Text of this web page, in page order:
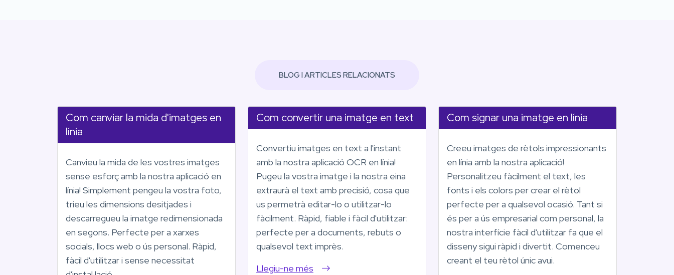
BLOG I ARTICLES RELACIONATS
Com canviar la mida d'imatges en
línia
Canvieu la mida de les vostres imatges
sense esforç amb la nostra aplicació en
línia! Simplement pengeu la vostra foto,
trieu les dimensions desitjades i
descarregueu la imatge redimensionada
en segons. Perfecte per a xarxes
socials, llocs web o ús personal. Ràpid,
fàcil d'utilitzar i sense necessitat
Com convertir una imatge en text
Convertiu imatges en text a l'instant
amb la nostra aplicació OCR en línia!
Pugeu la vostra imatge i la nostra eina
extraurà el text amb precisió, cosa que
us permetrà editar-lo o utilitzar-lo
fàcilment. Ràpid, fiable i fàcil d'utilitzar:
perfecte per a documents, rebuts o
qualsevol text imprès.
Llegiu-ne més
Com signar una imatge en línia
Creeu imatges de rètols impressionants
en línia amb la nostra aplicació!
Personalitzeu fàcilment el text, les
fonts i els colors per crear el rètol
perfecte per a qualsevol ocasió. Tant si
és per a ús empresarial com personal, la
nostra interfície fàcil d'utilitzar fa que el
disseny sigui ràpid i divertit. Comenceu
creant el teu rètol únic avui.